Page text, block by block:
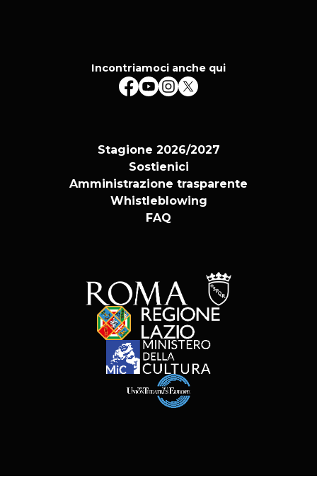
Incontriamoci anche qui
Stagione 2026/2027
Sostienici
Amministrazione trasparente
Whistleblowing
FAQ